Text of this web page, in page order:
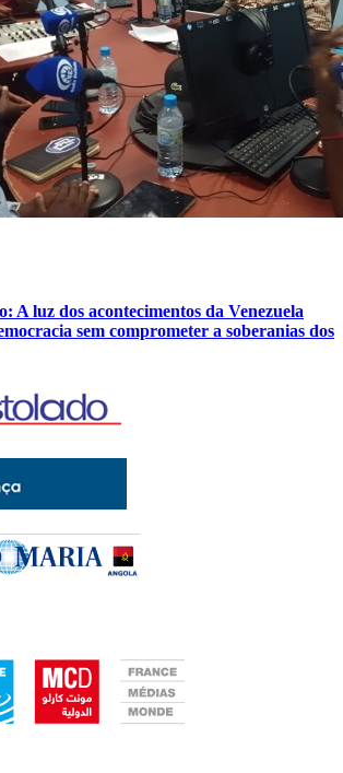
A luz dos acontecimentos da Venezuela
sem comprometer a soberanias dos